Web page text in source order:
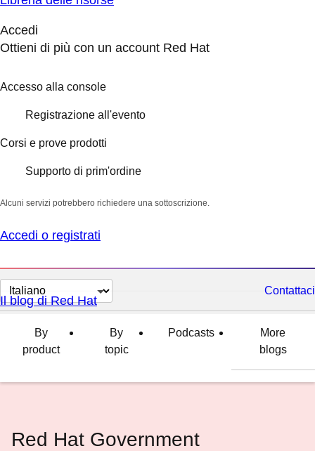
Accedi
Ottieni di più con un account Red Hat
Accesso alla console
Registrazione all'evento
Corsi e prove prodotti
Supporto di prim'ordine
Alcuni servizi potrebbero richiedere una sottoscrizione.
Accedi o registrati
Cambia
lingua
Contattaci
Il blog di Red Hat
By
product
By
topic
Podcasts
More
blogs
Red Hat Government